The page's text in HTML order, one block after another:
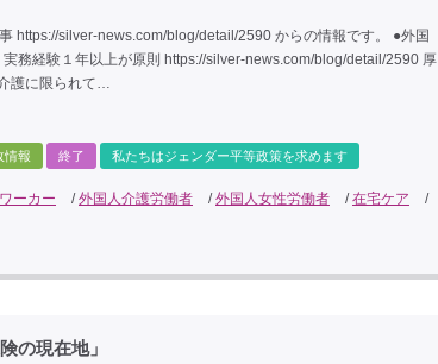
https://silver-news.com/blog/detail/2590 からの情報です。 ●外国
務経験１年以上が原則 https://silver-news.com/blog/detail/2590 厚
護に限られて…
情報 終了 私たちはジェンダー平等政策を求めます
ーカー /外国人介護労働者 /外国人女性労働者 /在宅ケア
/
の現在地」